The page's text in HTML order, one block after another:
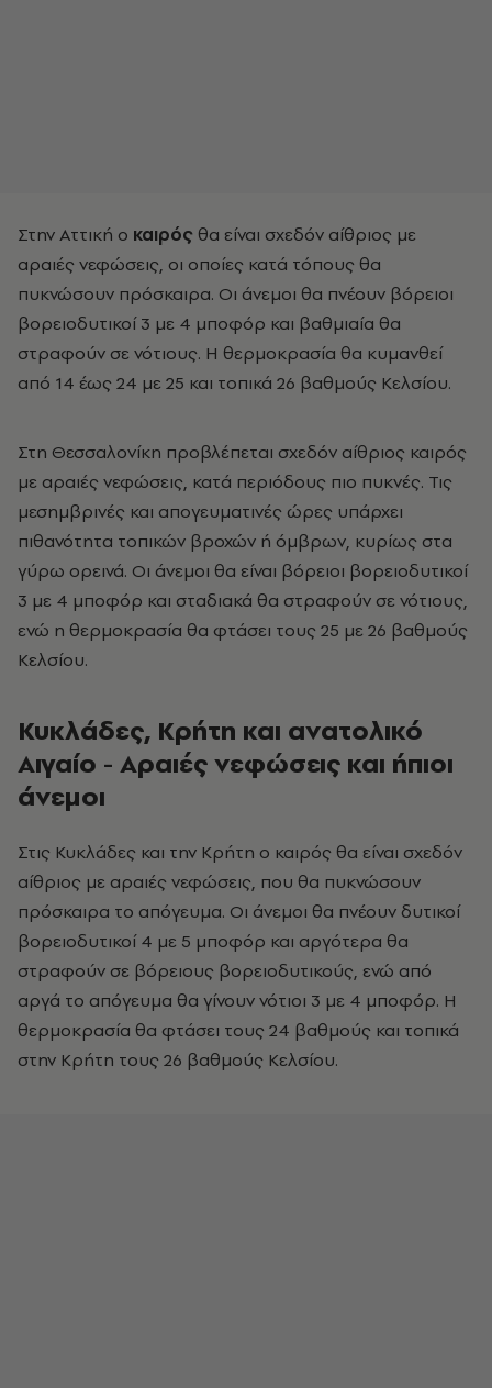
Στην Αττική ο καιρός θα είναι σχεδόν αίθριος με
αραιές νεφώσεις, οι οποίες κατά τόπους θα
πυκνώσουν πρόσκαιρα. Οι άνεμοι θα πνέουν βόρειοι
βορειοδυτικοί 3 με 4 μποφόρ και βαθμιαία θα
στραφούν σε νότιους. Η θερμοκρασία θα κυμανθεί
από 14 έως 24 με 25 και τοπικά 26 βαθμούς Κελσίου.
Στη Θεσσαλονίκη προβλέπεται σχεδόν αίθριος καιρός
με αραιές νεφώσεις, κατά περιόδους πιο πυκνές. Τις
μεσημβρινές και απογευματινές ώρες υπάρχει
πιθανότητα τοπικών βροχών ή όμβρων, κυρίως στα
γύρω ορεινά. Οι άνεμοι θα είναι βόρειοι βορειοδυτικοί
3 με 4 μποφόρ και σταδιακά θα στραφούν σε νότιους,
ενώ η θερμοκρασία θα φτάσει τους 25 με 26 βαθμούς
Κελσίου.
Κυκλάδες, Κρήτη και ανατολικό
Αιγαίο - Αραιές νεφώσεις και ήπιοι
άνεμοι
Στις Κυκλάδες και την Κρήτη ο καιρός θα είναι σχεδόν
αίθριος με αραιές νεφώσεις, που θα πυκνώσουν
πρόσκαιρα το απόγευμα. Οι άνεμοι θα πνέουν δυτικοί
βορειοδυτικοί 4 με 5 μποφόρ και αργότερα θα
στραφούν σε βόρειους βορειοδυτικούς, ενώ από
αργά το απόγευμα θα γίνουν νότιοι 3 με 4 μποφόρ. Η
θερμοκρασία θα φτάσει τους 24 βαθμούς και τοπικά
στην Κρήτη τους 26 βαθμούς Κελσίου.